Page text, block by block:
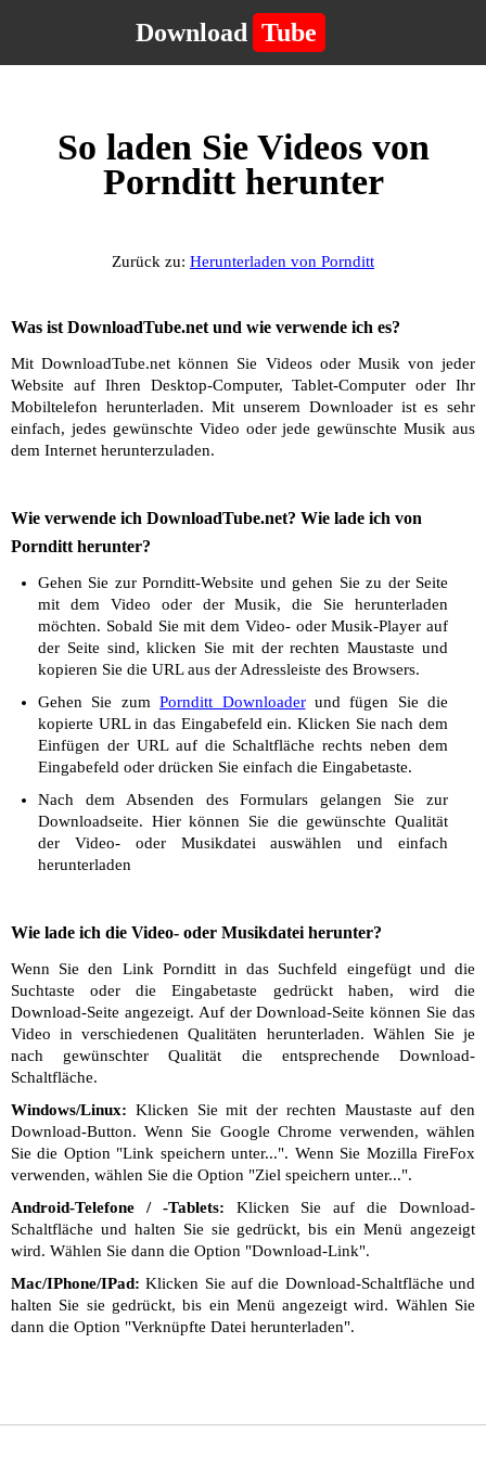
Download Tube
So laden Sie Videos von
Pornditt herunter
Zurück zu: Herunterladen von Pornditt
Was ist DownloadTube.net und wie verwende ich es?
Mit DownloadTube.net können Sie Videos oder Musik von jeder
Website auf Ihren Desktop-Computer, Tablet-Computer oder Ihr
Mobiltelefon herunterladen. Mit unserem Downloader ist es sehr
einfach, jedes gewünschte Video oder jede gewünschte Musik aus
dem Internet herunterzuladen.
Wie verwende ich DownloadTube.net? Wie lade ich von
Pornditt herunter?
Gehen Sie zur Pornditt-Website und gehen Sie zu der Seite
mit dem Video oder der Musik, die Sie herunterladen
möchten. Sobald Sie mit dem Video- oder Musik-Player auf
der Seite sind, klicken Sie mit der rechten Maustaste und
kopieren Sie die URL aus der Adressleiste des Browsers.
Gehen Sie zumPornditt Downloaderund fügen Sie die
kopierte URL in das Eingabefeld ein. Klicken Sie nach dem
Einfügen der URL auf die Schaltfläche rechts neben dem
Eingabefeld oder drücken Sie einfach die Eingabetaste.
Nach dem Absenden des Formulars gelangen Sie zur
Downloadseite. Hier können Sie die gewünschte Qualität
der Video- oder Musikdatei auswählen und einfach
herunterladen
Wie lade ich die Video- oder Musikdatei herunter?
Wenn Sie den Link Pornditt in das Suchfeld eingefügt und die
Suchtaste oder die Eingabetaste gedrückt haben, wird die
Download-Seite angezeigt. Auf der Download-Seite können Sie das
Video in verschiedenen Qualitäten herunterladen. Wählen Sie je
nach gewünschter Qualität die entsprechende Download-
Schaltfläche.
Windows/Linux: Klicken Sie mit der rechten Maustaste auf den
Download-Button. Wenn Sie Google Chrome verwenden, wählen
Sie die Option "Link speichern unter...". Wenn Sie Mozilla FireFox
verwenden, wählen Sie die Option "Ziel speichern unter...".
Android-Telefone / -Tablets: Klicken Sie auf die Download-
Schaltfläche und halten Sie sie gedrückt, bis ein Menü angezeigt
wird. Wählen Sie dann die Option "Download-Link".
Mac/IPhone/IPad: Klicken Sie auf die Download-Schaltfläche und
halten Sie sie gedrückt, bis ein Menü angezeigt wird. Wählen Sie
dann die Option "Verknüpfte Datei herunterladen".